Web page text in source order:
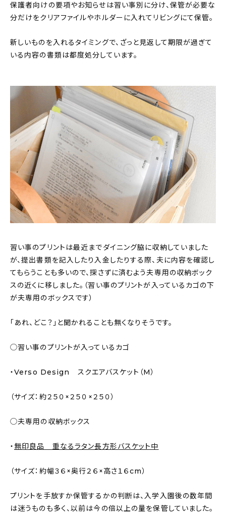
保護者向けの要項やお知らせは習い事別に分け、保管が必要な
分だけをクリアファイルやホルダーに入れてリビングにて保管。
新しいものを入れるタイミングで、ざっと見返して期限が過ぎて
いる内容の書類は都度処分しています。
習い事のプリントは最近までダイニング脇に収納していました
が、提出書類を記入したり入金したりする際、夫に内容を確認し
てもらうことも多いので、探さずに済むよう夫専用の収納ボック
スの近くに移しました。（習い事のプリントが入っているカゴの下
が夫専用のボックスです）
「あれ、どこ？」と聞かれることも無くなりそうです。
◯習い事のプリントが入っているカゴ
・Verso Design スクエアバスケット（M）
（サイズ：約２５０×２５０×２５０）
◯夫専用の収納ボックス
・ 無印良品 重なるラタン長方形バスケット中
（サイズ：約幅３６×奥行２６×高さ１６cm）
プリントを手放すか保管するかの判断は、入学入園後の数年間
は迷うものも多く、以前は今の倍以上の量を保管していました。